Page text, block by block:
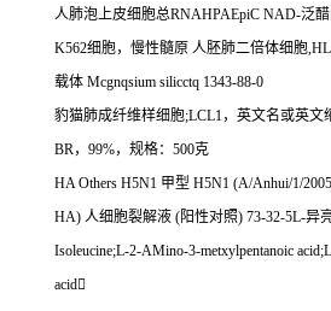
人肺泡上皮细胞总RNAHPAEpiC NAD-泛
K562细胞，慢性髓原 人胚肺二倍体细胞
载体 Mcgnqsium silicctq 1343-88-0
豹猫肺成纤维样细胞;LCL1，英文名或英文
BR， 99%，规格： 500克
HA Others H5N1 甲型 H5N1 (A/Anhui/1/
HA) 人细胞裂解液 (阳性对照) 73-32-5L-异
Isoleucine;L-2-AMino-3-metxylpentanoic
acid